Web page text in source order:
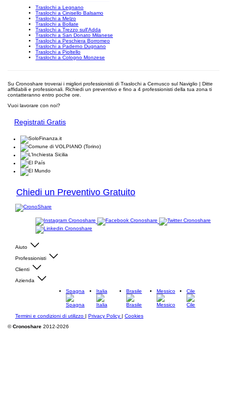
Traslochi a Legnano
Traslochi a Cinisello Balsamo
Traslochi a Melzo
Traslochi a Bollate
Traslochi a Trezzo sull'Adda
Traslochi a San Donato Milanese
Traslochi a Peschiera Borromeo
Traslochi a Paderno Dugnano
Traslochi a Pioltello
Traslochi a Cologno Monzese
Su Cronoshare troverai i migliori professionisti di Traslochi a Cernusco sul Naviglio | Ditte
affidabili e professionali. Richiedi un preventivo e fino a 4 professionisti della tua zona ti
contatteranno entro poche ore.
Vuoi lavorare con noi?
Registrati Gratis
Chiedi un Preventivo Gratuito
Aiuto
Professionisti
Clienti
Azienda
Spagna
Italia Brasile Messico Cile
Termini e condizioni di utilizzo | Privacy Policy | Cookies
©Cronoshare 2012-2026